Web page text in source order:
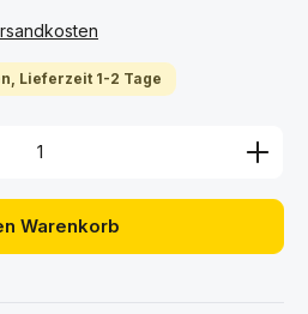
Lieferzeit 1-2 Tage
den gewünschten Wert ein
Warenkorb